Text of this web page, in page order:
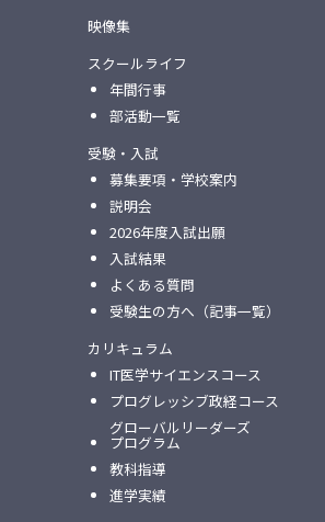
映像集
スクールライフ
年間行事
部活動一覧
受験・入試
募集要項・学校案内
説明会
2026年度入試出願
入試結果
よくある質問
受験生の方へ（記事一覧）
カリキュラム
IT医学サイエンスコース
プログレッシブ政経コース
グローバルリーダーズ
プログラム
教科指導
進学実績